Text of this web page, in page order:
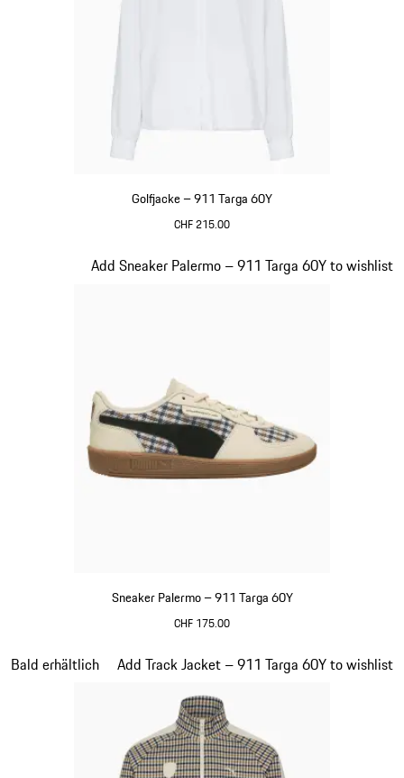
Golfjacke – 911 Targa 60Y
CHF 215.00
Sneaker Palermo – 911 Targa 60Y
CHF 175.00
Add Sneaker Palermo – 911 Targa 60Y to wishlist
Slide 19 von 20
Bald erhältlich Add Track Jacket – 911 Targa 60Y to wishlist
Slide 20 von 20